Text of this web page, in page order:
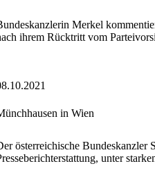
Merkel
ihrem Rücktritt vom
in Wien
österreichische Bundeskanzler
unter